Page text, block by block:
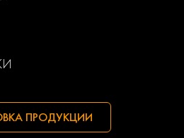
ПРОДУКЦИИ